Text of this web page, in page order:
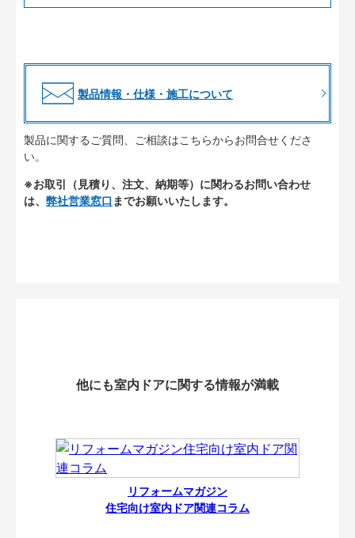
製品情報・仕様・施工について
製品に関するご質問、ご相談はこちらからお問合せくださ
い。
※お取引（見積り、注文、納期等）に関わるお問い合わせ
は、 弊社営業窓口 までお願いいたします。
他にも室内ドアに関する情報が満載
リフォームマガジン
住宅向け室内ドア関連コラム